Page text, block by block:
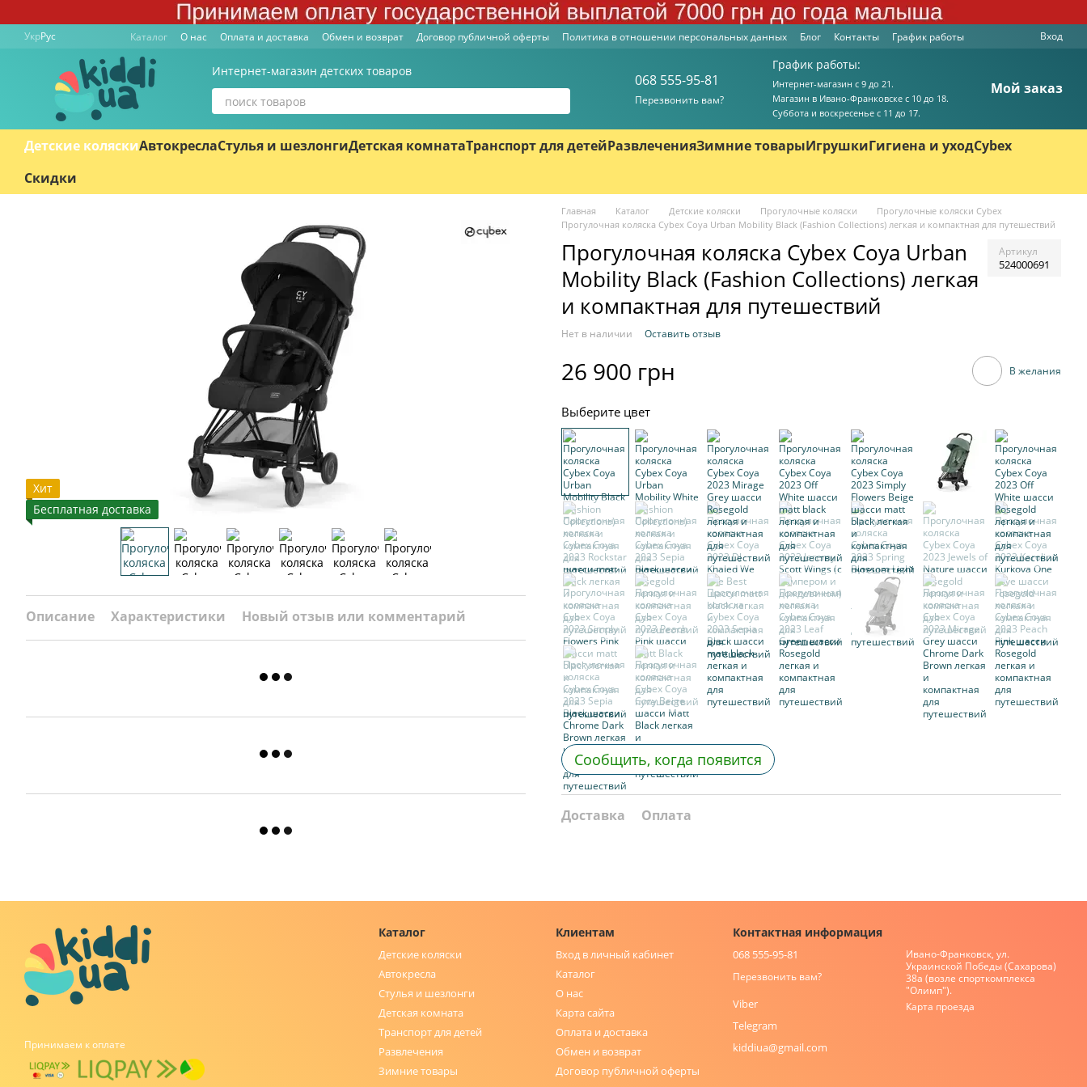
Перейти к основному контенту
УкрРус Каталог О нас Оплата и доставка Обмен и возврат Договор публичной оферты Политика в отношении персональных данных Блог Контакты График работы Вход
Интернет-магазин детских товаров
068 555-95-81
Перезвонить вам?
График работы:
Интернет-магазин с 9 до 21.
Магазин в Ивано-Франковске с 10 до 18.
Суббота и воскресенье с 11 до 17.
Мой заказ
Детские коляскиАвтокреслаСтулья и шезлонгиДетская комнатаТранспорт для детейРазвлеченияЗимние товарыИгрушкиГигиена и уходCybex
Скидки
Хит
Бесплатная доставка
Описание Характеристики Новый отзыв или комментарий
Главная Каталог Детские коляски Прогулочные коляски
Прогулочные коляски Cybex
Прогулочная коляска Cybex Coya Urban Mobility Black (Fashion Collections) легкая и компактная для путешествий
Прогулочная коляска Cybex Coya Urban
Mobility Black (Fashion Collections) легкая
и компактная для путешествий
Артикул
524000691
Нет в наличии Оставить отзыв
26 900 грн В желания
Выберите цвет
Сообщить, когда появится
Доставка Оплата
Принимаем к оплате
Каталог
Детские коляски
Автокресла
Стулья и шезлонги
Детская комната
Транспорт для детей
Развлечения
Зимние товары
Клиентам
Вход в личный кабинет
Каталог
О нас
Карта сайта
Оплата и доставка
Обмен и возврат
Договор публичной оферты
Контактная информация
068 555-95-81
Перезвонить вам?
Viber
Telegram
kiddiua@gmail.com
Ивано-Франковск, ул.
Украинской Победы (Сахарова)
38а (возле спорткомплекса
"Олимп").
Карта проезда